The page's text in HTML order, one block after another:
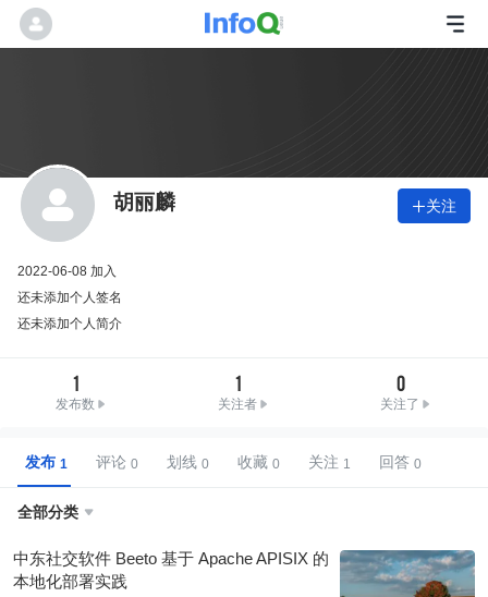
胡丽麟 关注
2022-06-08 加入
还未添加个人签名
还未添加个人简介
1
发布数
1
关注者
0
关注了
发布 评论 划线 收藏 关注 回答
全部分类 
中东社交软件 Beeto 基于 Apache APISIX 的
本地化部署实践